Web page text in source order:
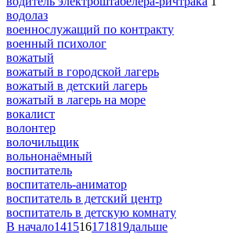
водолаз
военнослужащий по контракту
военный психолог
вожатый
вожатый в городской лагерь
вожатый в детский лагерь
вожатый в лагерь на море
вокалист
волонтер
волочильщик
вольнонаёмный
воспитатель
воспитатель-аниматор
воспитатель в детский центр
воспитатель в детскую комнату
В начало141516171819дальше